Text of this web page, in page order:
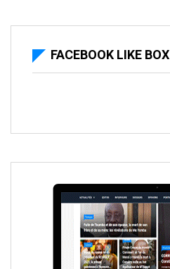
FACEBOOK LIKE BOX